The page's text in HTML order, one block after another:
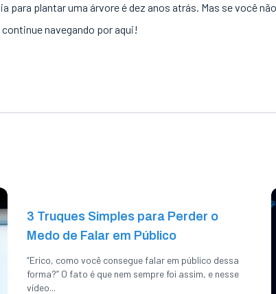
para plantar uma árvore é dez anos atrás. Mas se você
navegando por aqui!
3 Truques Simples para Perder o
Medo de Falar em Público
“Erico, como você consegue falar em público dessa
forma?” O fato é que nem sempre foi assim, e nesse
vídeo...